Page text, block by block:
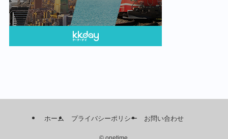
ホーム プライバシーポリシー お問い合わせ